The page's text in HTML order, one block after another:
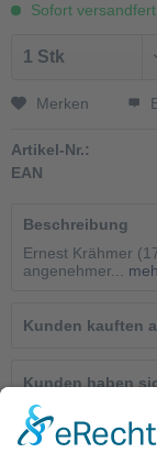
Sofort
Merken
Artikel-Nr.:
EAN
Beschreibung
Ernest Krähmer
angenehmer...
Kunden kauften
Kunden haben
Telefonische